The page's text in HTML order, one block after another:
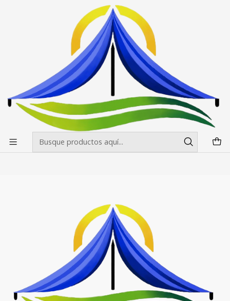
Envíos gratis desde $500.000 en Santiago
Pendones Roller Pendon Roller 150x200
Pendon Roller 150x200
Pendon Roller 150X200
$91.800 CLP